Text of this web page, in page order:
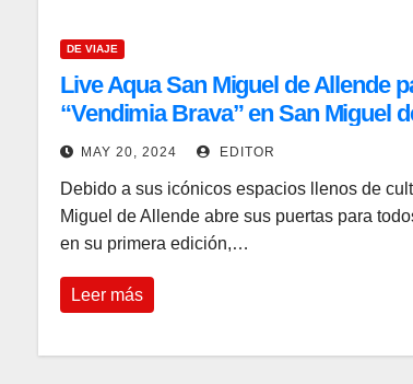
DE VIAJE
Live Aqua San Miguel de Allende
“Vendimia Brava” en San Miguel
MAY 20, 2024 EDITOR
Debido a sus icónicos espacios llenos de
Miguel de Allende abre sus puertas para
en su primera edición,…
Leer más